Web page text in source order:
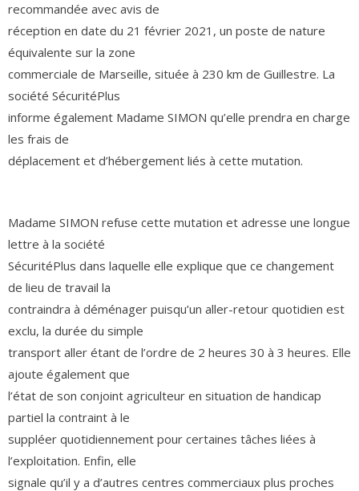
recommandée avec avis de
réception en date du 21 février 2021, un poste de nature
équivalente sur la zone
commerciale de Marseille, située à 230 km de Guillestre. La
société SécuritéPlus
informe également Madame SIMON qu’elle prendra en charge
les frais de
déplacement et d’hébergement liés à cette mutation.
Madame SIMON refuse cette mutation et adresse une longue
lettre à la société
SécuritéPlus dans laquelle elle explique que ce changement
de lieu de travail la
contraindra à déménager puisqu’un aller-retour quotidien est
exclu, la durée du simple
transport aller étant de l’ordre de 2 heures 30 à 3 heures. Elle
ajoute également que
l’état de son conjoint agriculteur en situation de handicap
partiel la contraint à le
suppléer quotidiennement pour certaines tâches liées à
l’exploitation. Enfin, elle
signale qu’il y a d’autres centres commerciaux plus proches